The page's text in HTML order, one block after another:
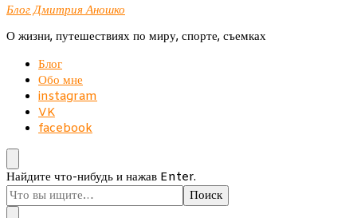
Блог Дмитрия Аношко
О жизни, путешествиях по миру, спорте, съемках
Блог
Обо мне
instagram
VK
facebook
Ищите
что-
то?
Найдите что-нибудь и нажав Enter.